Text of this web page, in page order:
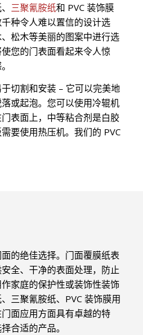
三聚氰胺纸和 PVC 装饰膜
种令人难以置信的设计选
松木等美丽的图案中进行选
您的门表面看起来令人惊
切割和安装 – 它可以完美地
或起泡。您可以使用冷辊机
表面上，中等粘合剂是白胶
要使用热压机。我们的 PVC
的绝佳选择。门面覆膜纸表
全、干净的表面处理，防止
家庭的保护性或装饰性装饰
三聚氰胺纸、PVC 装饰膜用
面应用方面具有卓越的特
合适的产品。